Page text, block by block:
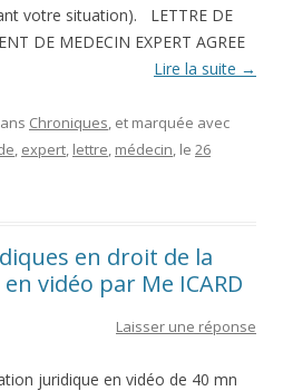
votre situation). LETTRE DE
DE MEDECIN EXPERT AGREE
Lire la suite →
Chroniques, et marquée avec
, expert, lettre, médecin, le 26
en droit de la
vidéo par Me ICARD
Laisser une réponse
juridique en vidéo de 40 mn